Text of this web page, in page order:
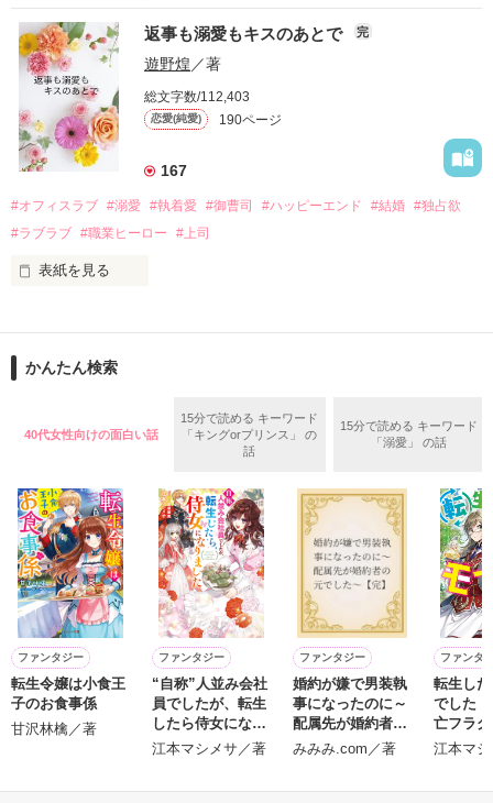
『責任をとる、結婚しよう』と真っ直ぐに告げてきた。
戸惑う美桜とは裏腹に、好きという気持ちを隠すことなく
甘やかしてくる。
そんなある日、哲平は美桜がストーカー被害に
遭っていることを知る。
美桜を守るため、哲平は同居を提案してきて――。
夏木美桜(なつきみお)
鳴海哲平 (なるみてっぺい)
2026.6.5～2026.7.25
＊以前、公開していた話の改稿版です＊
作品を読む
おかしな噂を流されて前の職場でうまくいかなかった梅田美
桜は、海外で傷心旅行をしていたところ、日本人美青年と出会
い、酒の勢いもあり一夜限りの関係となる。
帰国後、美桜は新しい職場でワンナイトした美青年と再会。
なんと彼の正体は、とある財閥御曹司にも関わらず、一族を離
れて起業した新進気鋭の実業家、社内でも冷徹だと評判な社長
――御影恭司その人だったのだ――！
なぜか恭司から飼い猫の世話係を命じられた美桜は、猫の世
の関係となってしまい――？
返事も溺愛もキスのあとで 完
遊野煌 ／著
総文字数/112,403
恋愛(純愛) 190ページ
167
#オフィスラブ #溺愛 #執着愛 #御曹司 #ハッピーエンド #結婚 #独占欲
#ラブラブ #職業ヒーロー #上司
表紙を見る
ションの企画戦略室で働いている。
めた、同期で恋人の石垣守（26）がいるのだが、後輩の姫原由
守と由羅から『便利屋雛子』と馬鹿にされ、一人こっそり泣い
ていた雛子に、企画戦略室の上司である雪瀬鷹哉（29）が
た上、同居まで提案してきて──？
鷹哉『宜しくな、俺の雛子』🦅
雛子『俺の……ひぃ、雛子？！！！』🐥
シゴデキで冷徹な上司が見せる素顔は、なぜか想像以上に甘く
て……🐥💓🦅
※表紙も作中使用の画像も全てフリー素材です。
※執筆期間2026.6.3〜7.20完結です。
※他サイトさんにて恋愛トレンド1位でした〜良かったら読ん
で頂けると嬉しいです。
かんたん検索
40代女性向けの面白い話
15分で読める キーワード
「キングorプリンス」 の
話
15分で読める キーワード
「溺愛」 の話
ファンタジー
転生令嬢は小食王
子のお食事係
甘沢林檎／著
ファンタジー
“自称”人並み会社
員でしたが、転生
したら侍女になり
ました
江本マシメサ／著
ファンタジー
婚約が嫌で男装執
事になったのに～
配属先が婚約者の
元でした～【完】
みみみ.com／著
ファンタ
転生し
でした
亡フラ
るため
江本マ